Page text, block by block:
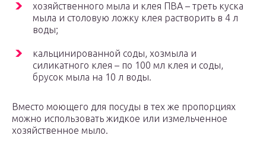
хозяйственного мыла и клея ПВА – треть куска
мыла и столовую ложку клея растворить в 4 л
воды;
кальцинированной соды, хозмыла и
силикатного клея – по 100 мл клея и соды,
брусок мыла на 10 л воды.
Вместо моющего для посуды в тех же пропорциях
можно использовать жидкое или измельченное
хозяйственное мыло.